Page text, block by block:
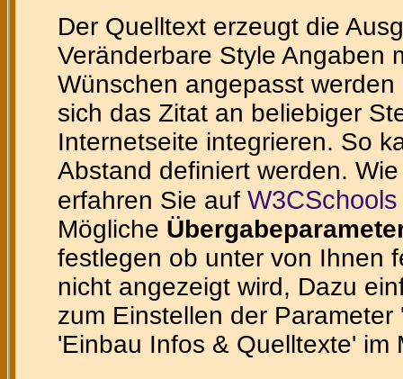
Der Quelltext erzeugt die
Veränderbare Style Angaben
Wünschen angepasst
sich das Zitat an beliebiger
Internetseite integrieren. So
Abstand definiert werden.
erfahren Sie auf
Mögliche
festlegen ob unter von Ihnen
nicht angezeigt wird, Dazu
zum Einstellen der
'Einbau Infos & Quelltexte' im